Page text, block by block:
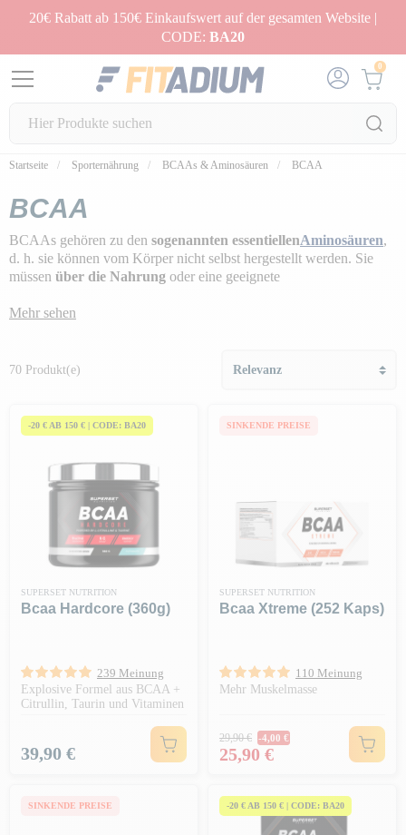
20€ Rabatt ab 150€ Einkaufswert auf der gesamten Website |
CODE: BA20
0
Startseite Sporternährung BCAAs & Aminosäuren BCAA
BCAA
BCAAs gehören zu den sogenannten essentiellenAminosäuren,
d. h. sie können vom Körper nicht selbst hergestellt werden. Sie
müssen über die Nahrung oder eine geeignete
Einzelnen zu decken.
BCAAs die
drei verzweigtkettigen Aminosäuren (L-Leucin, L-
Isoleucin und L-Valin)
Mehr sehen
70 Produkt(e)
-20 € AB 150 € | CODE: BA20
SUPERSET NUTRITION
Bcaa Hardcore (360g)
239 Meinung
Explosive Formel aus BCAA +
Citrullin, Taurin und Vitaminen
Preis
39,90 €
SINKENDE PREISE
SUPERSET NUTRITION
Bcaa Xtreme (252 Kaps)
110 Meinung
Mehr Muskelmasse
Regulärer Preis
29,90 € -4,00 €
Preis
25,90 €
SINKENDE PREISE -20 € AB 150 € | CODE: BA20